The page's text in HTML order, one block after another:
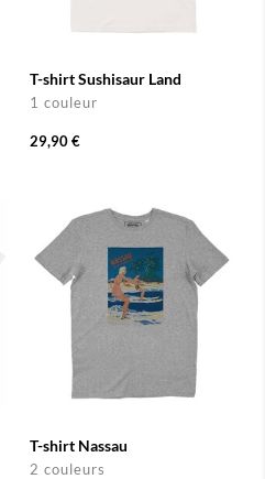
T-shirt Sushisaur Land
1 couleur
29,90 €
T-shirt Nassau
2 couleurs